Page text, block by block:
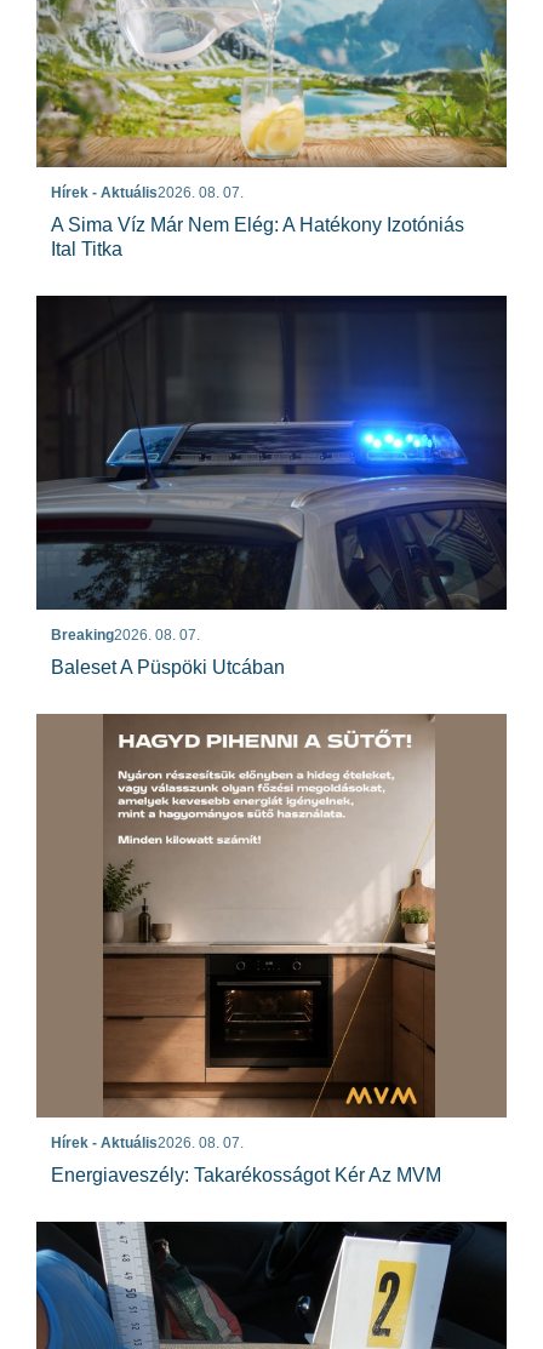
Hírek - Aktuális2026. 08. 07.
A Sima Víz Már Nem Elég: A Hatékony Izotóniás
Ital Titka
Breaking2026. 08. 07.
Baleset A Püspöki Utcában
Hírek - Aktuális2026. 08. 07.
Energiaveszély: Takarékosságot Kér Az MVM